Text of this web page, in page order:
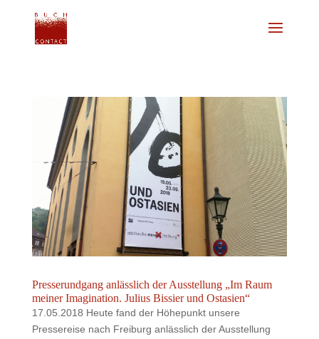
Presserundgang anlässlich der Ausstellung „Im Raum
meiner Imagination. Julius Bissier und Ostasien“
17.05.2018 Heute fand der Höhepunkt unsere
Pressereise nach Freiburg anlässlich der Ausstellung